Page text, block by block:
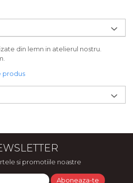
colorat
din lemn in atelierul nostru.
produs
si promotiile noastre